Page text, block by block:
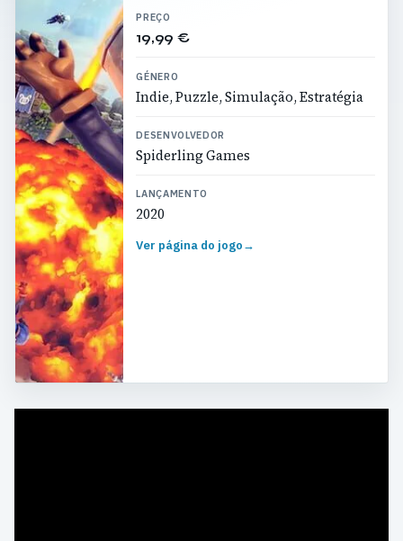
PREÇO
19,99 €
GÉNERO
Indie, Puzzle, Simulação, Estratégia
DESENVOLVEDOR
Spiderling Games
LANÇAMENTO
2020
Ver página do jogo→